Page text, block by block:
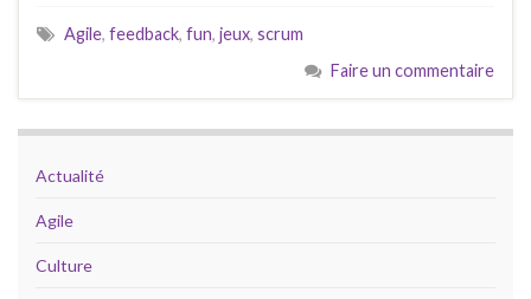
Agile, feedback, fun, jeux, scrum
Faire un commentaire
Actualité
Agile
Culture